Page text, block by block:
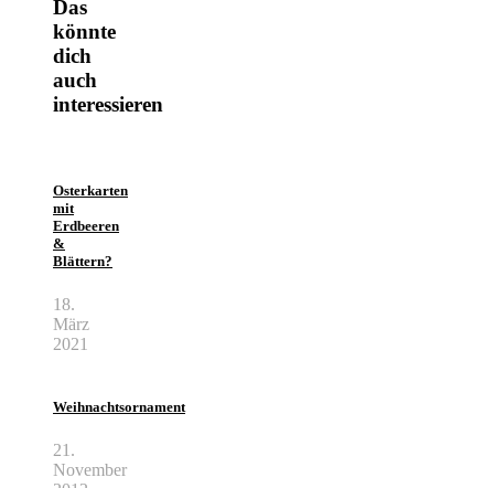
Das
könnte
dich
auch
interessieren
Osterkarten
mit
Erdbeeren
&
Blättern?
18.
März
2021
Weihnachtsornament
21.
November